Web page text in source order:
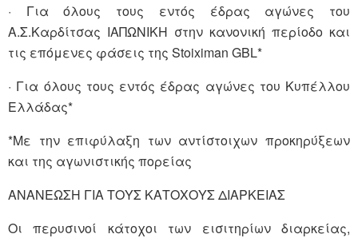
· Για όλους τους εντός έδρας αγώνες του
Α.Σ.Καρδίτσας ΙΑΠΩΝΙΚΗ στην κανονική περίοδο και
τις επόμενες φάσεις της Stoiximan GBL*
· Για όλους τους εντός έδρας αγώνες του Κυπέλλου
Ελλάδας*
*Με την επιφύλαξη των αντίστοιχων προκηρύξεων
και της αγωνιστικής πορείας
ΑΝΑΝΕΩΣΗ ΓΙΑ ΤΟΥΣ ΚΑΤΟΧΟΥΣ ΔΙΑΡΚΕΙΑΣ
Οι περυσινοί κάτοχοι των εισιτηρίων διαρκείας,